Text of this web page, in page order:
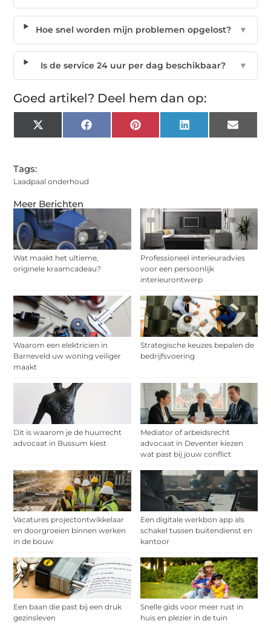
Meer Berichten
Wat maakt het ultieme,
originele kraamcadeau?
Professioneel interieuradvies
voor een persoonlijk
interieurontwerp
Waarom een elektricien in
Barneveld uw woning veiliger
maakt
Strategische keuzes bepalen de
bedrijfsvoering
Dit is waarom je de huurrecht
advocaat in Bussum kiest
Mediator of arbeidsrecht
advocaat in Deventer kiezen
wat past bij jouw conflict
Vacatures projectontwikkelaar
en doorgroeien binnen werken
in de bouw
Een digitale werkbon app als
schakel tussen buitendienst en
kantoor
Een baan die past bij een druk
gezinsleven
Snelle gids voor meer rust in
huis en plezier in de tuin
Hoe snel worden mijn problemen opgelost? ▼
Is de service 24 uur per dag beschikbaar? ▼
Goed artikel? Deel hem dan op:
X
(Twitter)
Facebook Pinterest LinkedIn Email
Tags:
Laadpaal onderhoud